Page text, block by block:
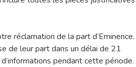
réclamation de la part d’Eminence.
de leur part dans un délai de 21
pendant cette période.